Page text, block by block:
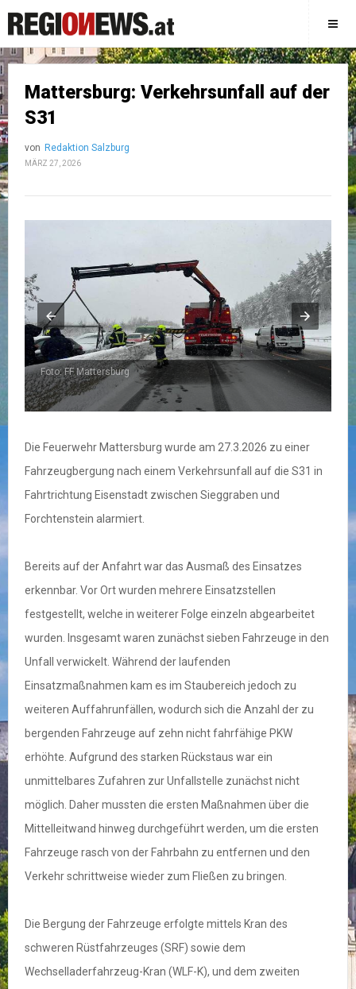
Mattersburg: Verkehrsunfall auf der
S31
von Redaktion Salzburg
MÄRZ 27, 2026
Foto: FF Mattersburg
Die Feuerwehr Mattersburg wurde am 27.3.2026 zu einer
Fahrzeugbergung nach einem Verkehrsunfall auf die S31 in
Fahrtrichtung Eisenstadt zwischen Sieggraben und
Forchtenstein alarmiert.
Bereits auf der Anfahrt war das Ausmaß des Einsatzes
erkennbar. Vor Ort wurden mehrere Einsatzstellen
festgestellt, welche in weiterer Folge einzeln abgearbeitet
wurden. Insgesamt waren zunächst sieben Fahrzeuge in den
Unfall verwickelt. Während der laufenden
Einsatzmaßnahmen kam es im Staubereich jedoch zu
weiteren Auffahrunfällen, wodurch sich die Anzahl der zu
bergenden Fahrzeuge auf zehn nicht fahrfähige PKW
erhöhte. Aufgrund des starken Rückstaus war ein
unmittelbares Zufahren zur Unfallstelle zunächst nicht
möglich. Daher mussten die ersten Maßnahmen über die
Mittelleitwand hinweg durchgeführt werden, um die ersten
Fahrzeuge rasch von der Fahrbahn zu entfernen und den
Verkehr schrittweise wieder zum Fließen zu bringen.
Die Bergung der Fahrzeuge erfolgte mittels Kran des
schweren Rüstfahrzeuges (SRF) sowie dem
Wechselladerfahrzeug-Kran (WLF-K), und dem zweiten